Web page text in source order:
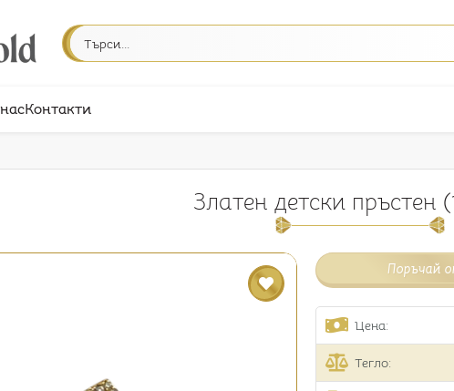
Контакти
Златен детски пръстен
Поръчай
Цена:
Тегло: